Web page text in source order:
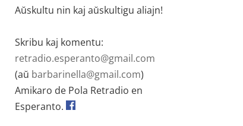
Aŭskultu nin kaj aŭskultigu aliajn!
Skribu kaj komentu:
retradio.esperanto@gmail.com
(aŭ barbarinella@gmail.com)
Amikaro de Pola Retradio en
Esperanto.